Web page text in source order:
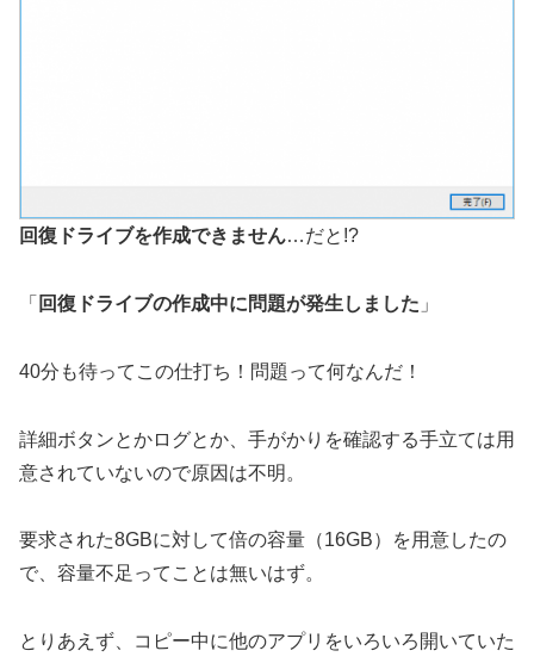
回復ドライブを作成できません…だと!?
「 回復ドライブの作成中に問題が発生しました 」
40分も待ってこの仕打ち！問題って何なんだ！
詳細ボタンとかログとか、手がかりを確認する手立ては用
意されていないので原因は不明。
要求された8GBに対して倍の容量（16GB）を用意したの
で、容量不足ってことは無いはず。
とりあえず、コピー中に他のアプリをいろいろ開いていた